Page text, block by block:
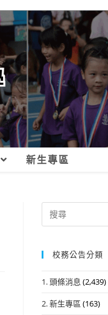
新生專區
Search
for:
校務公告分類
1. 頭條消息 (2,439)
2. 新生專區 (163)